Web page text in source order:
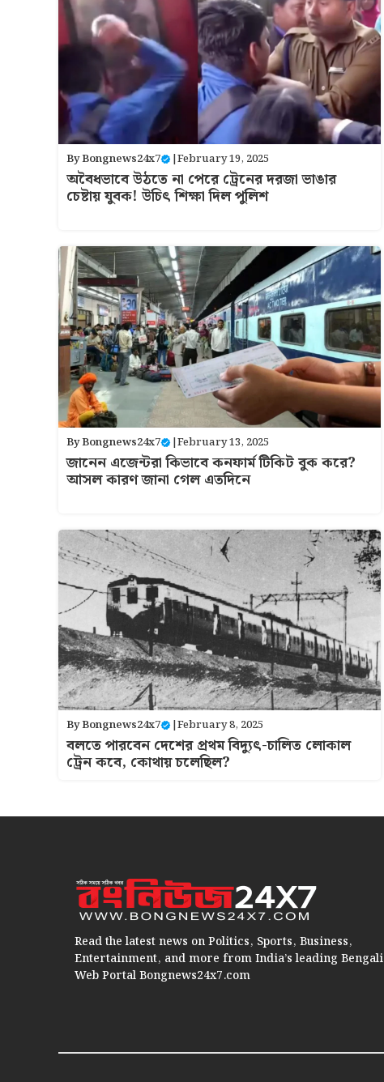
ByBongnews24x7 |February 19, 2025
অবৈধভাবে উঠতে না পেরে ট্রেনের দরজা ভাঙার
চেষ্টায় যুবক! উচিৎ শিক্ষা দিল পুলিশ
ByBongnews24x7 |February 13, 2025
জানেন এজেন্টরা কিভাবে কনফার্ম টিকিট বুক করে?
আসল কারণ জানা গেল এতদিনে
ByBongnews24x7 |February 8, 2025
বলতে পারবেন দেশের প্রথম বিদ্যুৎ-চালিত লোকাল
ট্রেন কবে, কোথায় চলেছিল?
Read the latest news on Politics, Sports, Business,
Entertainment, and more from India’s leading Bengali
Web Portal Bongnews24x7.com